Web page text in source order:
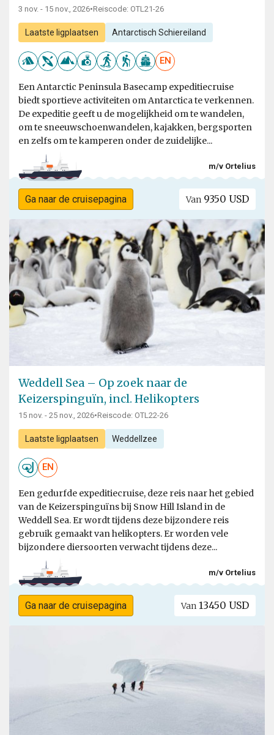
3 nov. - 15 nov., 2026•Reiscode: OTL21-26
Laatste ligplaatsen Antarctisch Schiereiland
EN
Een Antarctic Peninsula Basecamp expeditiecruise
biedt sportieve activiteiten om Antarctica te verkennen.
De expeditie geeft u de mogelijkheid om te wandelen,
om te sneeuwschoenwandelen, kajakken, bergsporten
en zelfs om te kamperen onder de zuidelijke...
m/v Ortelius
Ga naar de cruisepagina Van 9350 USD
Weddell Sea – Op zoek naar de
Keizerspinguïn, incl. Helikopters
15 nov. - 25 nov., 2026•Reiscode: OTL22-26
Laatste ligplaatsen Weddellzee
EN
Een gedurfde expeditiecruise, deze reis naar het gebied
van de Keizerspinguïns bij Snow Hill Island in de
Weddell Sea. Er wordt tijdens deze bijzondere reis
gebruik gemaakt van helikopters. Er worden vele
bijzondere diersoorten verwacht tijdens deze...
m/v Ortelius
Ga naar de cruisepagina Van 13450 USD